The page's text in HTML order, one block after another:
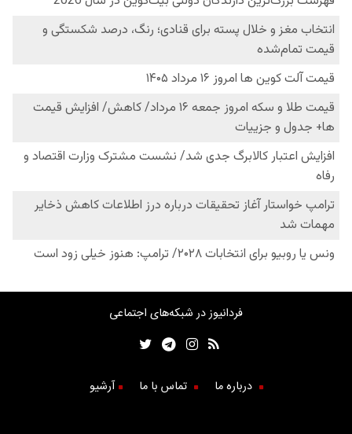
فردانیوز در شبکه‌های اجتماعی
درباره ما تماس با ما آرشیو